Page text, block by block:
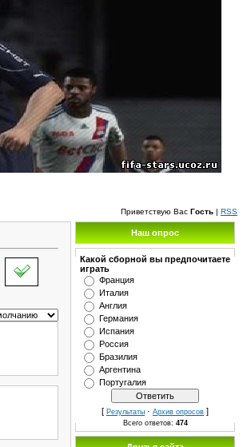
Приветствую Вас Гость | RSS
Наш опрос
Какой сборной вы предпочитаете
играть
Франция
Италия
Англия
Германия
Испания
Россия
Бразилия
Аргентина
Португалия
[ Результаты · Архив опросов ]
Всего ответов: 474